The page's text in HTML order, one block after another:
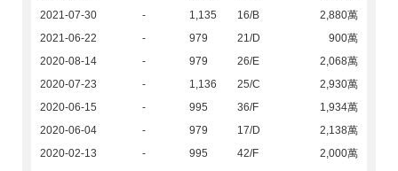
2021-07-30
- 1,135 16/B
2,880萬
2021-06-22
- 979 21/D
900萬
2020-08-14
- 979 26/E
2,068萬
2020-07-23
- 1,136 25/C
2,930萬
2020-06-15
- 995 36/F
1,934萬
2020-06-04
- 979 17/D
2,138萬
2020-02-13
- 995 42/F
2,000萬